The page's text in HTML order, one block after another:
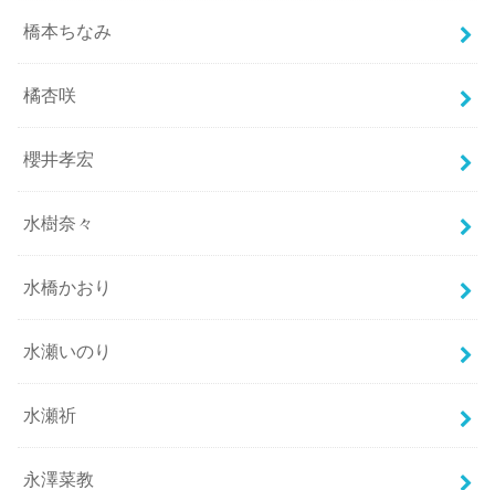
橋本ちなみ
橘杏咲
櫻井孝宏
水樹奈々
水橋かおり
水瀬いのり
水瀬祈
永澤菜教